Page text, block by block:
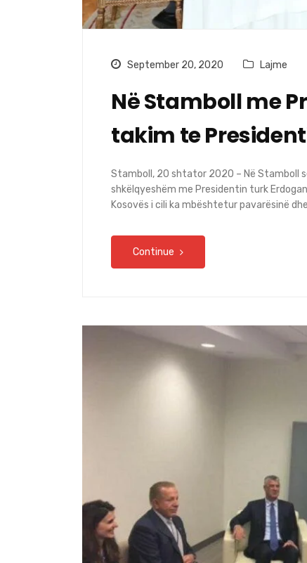
September 20, 2020 Lajme
Në Stamboll me
takim te
Stamboll, 20 shtator 2020 – Në Stamboll
shkëlqyeshëm me Presidentin turk
Kosovës i cili ka mbështetur pavarësinë
Continue